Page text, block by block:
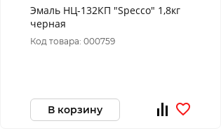
Эмаль НЦ-132КП "Specco" 1,8кг
черная
Код товара: 000759
В корзину